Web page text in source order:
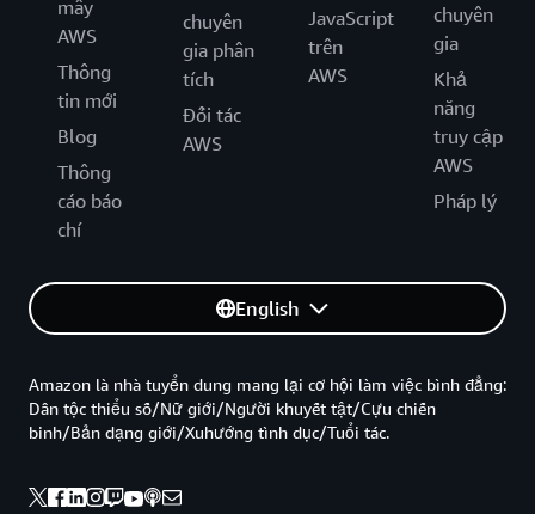
mây
AWS
Thông
tin mới
Blog
Thông
cáo báo
chí
chuyên
gia phân
tích
Đối tác
AWS
JavaScript
trên
AWS
chuyên
gia
Khả
năng
truy cập
AWS
Pháp lý
English
Amazon là nhà tuyển dung mang lại cơ hội làm việc bình đẳng:
Dân tộc thiểu số/Nữ giới/Người khuyết tật/Cựu chiến
binh/Bản dạng giới/Xuhướng tình dục/Tuổi tác.